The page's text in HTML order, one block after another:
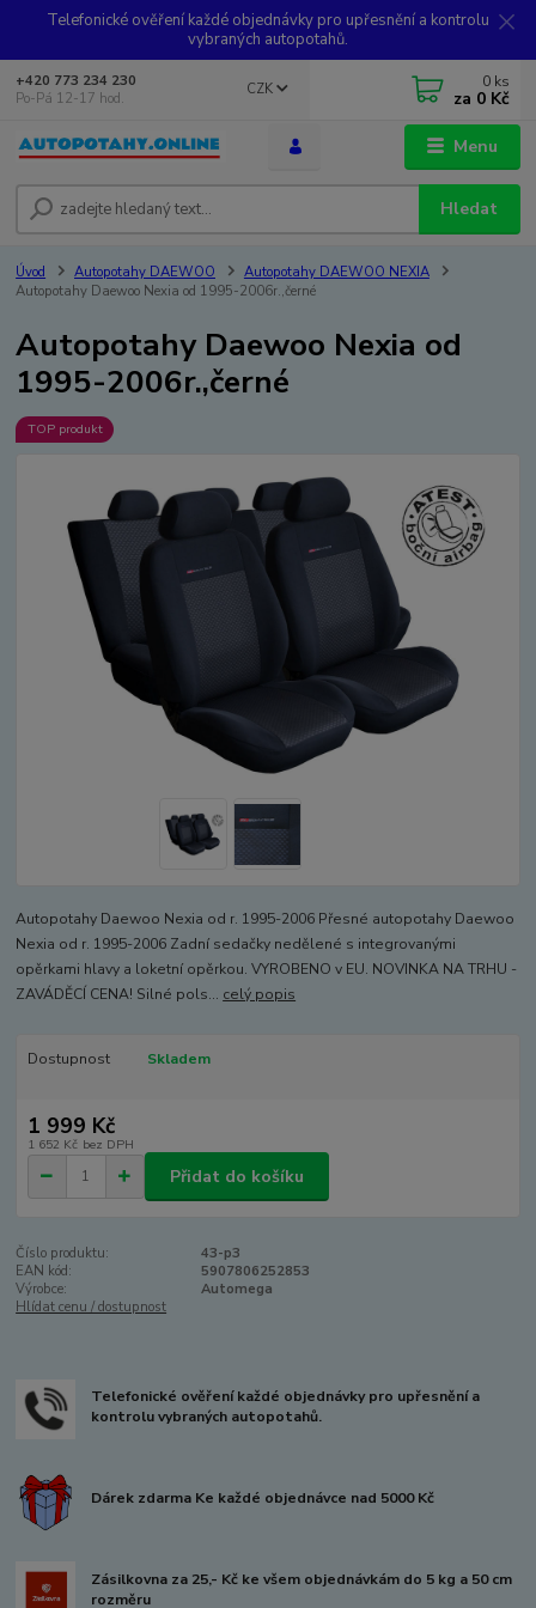
Telefonické ověření každé objednávky pro upřesnění a kontrolu
vybraných autopotahů.
Menu
CZK
Hledat
+420 773 234 230
Po-Pá 12-17 hod.
0 ks
za 0 Kč
Úvod Autopotahy DAEWOO
Autopotahy DAEWOO NEXIA
Autopotahy Daewoo Nexia od 1995-2006r.,černé
Autopotahy Daewoo Nexia od
1995-2006r.,černé
TOP produkt
Autopotahy Daewoo Nexia od r. 1995-2006 Přesné autopotahy Daewoo
Nexia od r. 1995-2006 Zadní sedačky nedělené s integrovanými
opěrkami hlavy a loketní opěrkou. VYROBENO v EU. NOVINKA NA TRHU -
ZAVÁDĚCÍ CENA! Silné pols... celý popis
Dostupnost Skladem
1 999 Kč
1 652 Kč bez DPH
Přidat do košíku
Číslo produktu:
43-p3
EAN kód:
5907806252853
Výrobce:
Automega
Hlídat cenu / dostupnost
Telefonické ověření každé objednávky pro upřesnění a
kontrolu vybraných autopotahů.
Dárek zdarma Ke každé objednávce nad 5000 Kč
Zásilkovna za 25,- Kč ke všem objednávkám do 5 kg a 50 cm
rozměru